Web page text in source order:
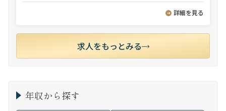
詳細を見る
求人をもっとみる
年収から探す